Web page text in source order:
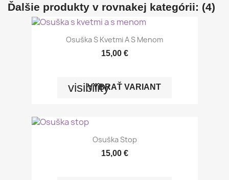
Ďalšie produkty v rovnakej kategórii: (4)
Osuška S Kvetmi A S Menom
15,00 €
visibility
VYBRAŤ VARIANT
Osuška Stop
15,00 €